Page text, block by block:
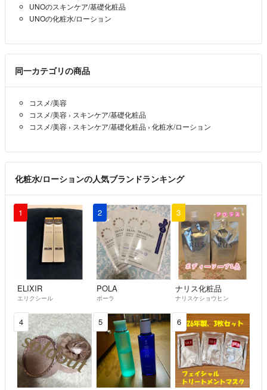
UNOのスキンケア/基礎化粧品
UNOの化粧水/ローション
同一カテゴリの商品
コスメ/美容
コスメ/美容 › スキンケア/基礎化粧品
コスメ/美容 › スキンケア/基礎化粧品 › 化粧水/ローション
化粧水/ローションの人気ブランドランキング
1
ELIXIR
エリクシール
2
POLA
ポーラ
3
ナリス化粧品
ナリスケショウヒン
4 5 6